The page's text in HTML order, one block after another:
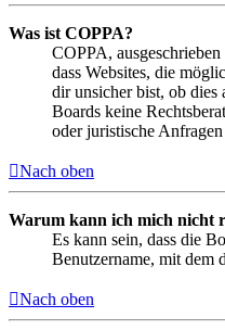
Was ist COPPA?
COPPA,
dass Websites, die
dir unsicher bist, ob dies
Boards keine
oder juristische
Nach oben
Warum kann ich mich nicht
Es kann sein, dass die
Benutzername, mit dem
Nach oben